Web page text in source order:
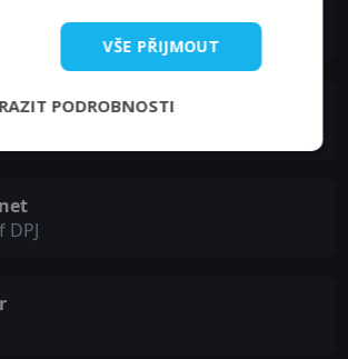
VŠE PŘIJMOUT
PODROBNOSTI